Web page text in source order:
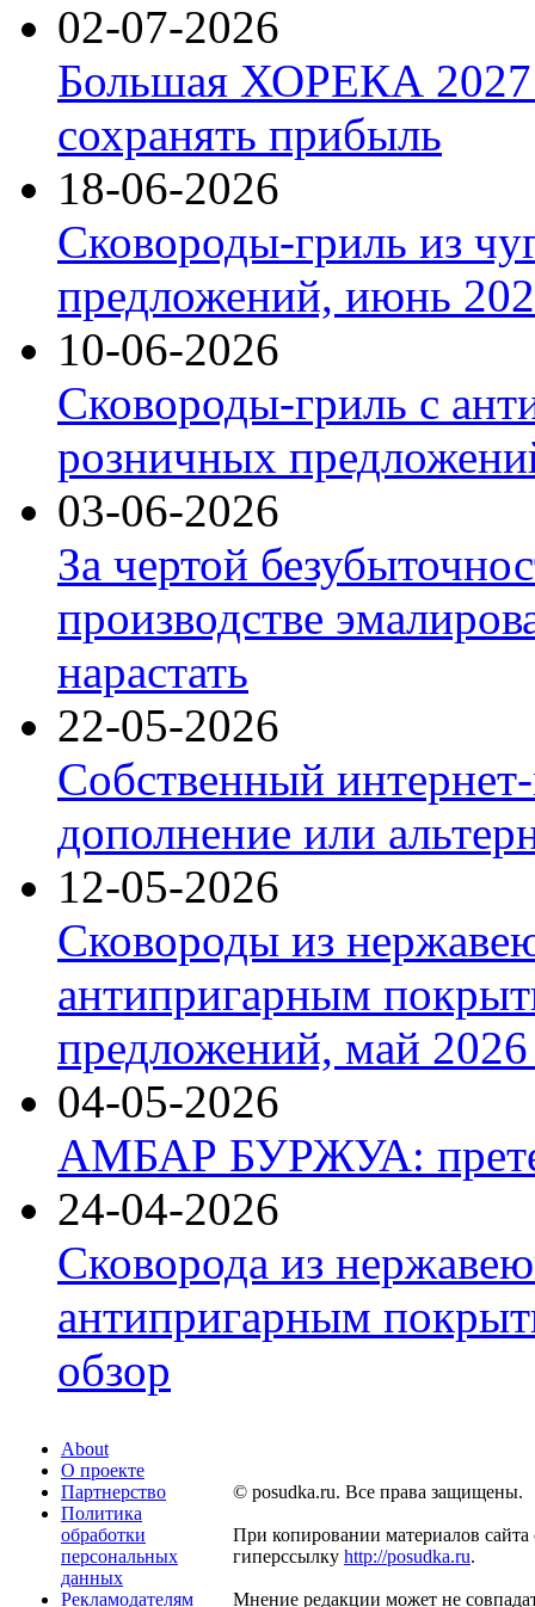
02-07-2026
Большая ХОРЕКА 2027:
сохранять прибыль
18-06-2026
Сковороды-гриль из
предложений, июнь
10-06-2026
Сковороды-гриль с
розничных
03-06-2026
За чертой
производстве
нарастать
22-05-2026
Собственный
дополнение или
12-05-2026
Сковороды из
антипригарным
предложений, май 2026
04-05-2026
АМБАР БУРЖУА:
24-04-2026
Сковорода из
антипригарным
обзор
About
О проекте
Партнерство
Политика
обработки
персональных
данных
Рекламодателям
© posudka.ru. Все права защищены.
При копировании материалов сайта
гиперссылку http://posudka.ru.
Мнение редакции может не